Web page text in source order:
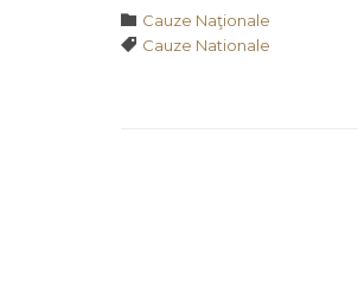
 Category
Cauze Naţionale
 Tags
Cauze Nationale